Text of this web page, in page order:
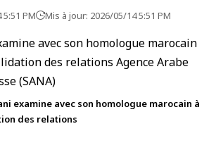
PM Mis à jour: 2026/05/14 5:51 PM
examine avec son homologue marocain à
des relations